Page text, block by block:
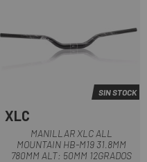
SIN STOCK
XLC
MANILLAR XLC ALL
MOUNTAIN HB-M19 31.8MM
780MM ALT: 50MM 12GRADOS